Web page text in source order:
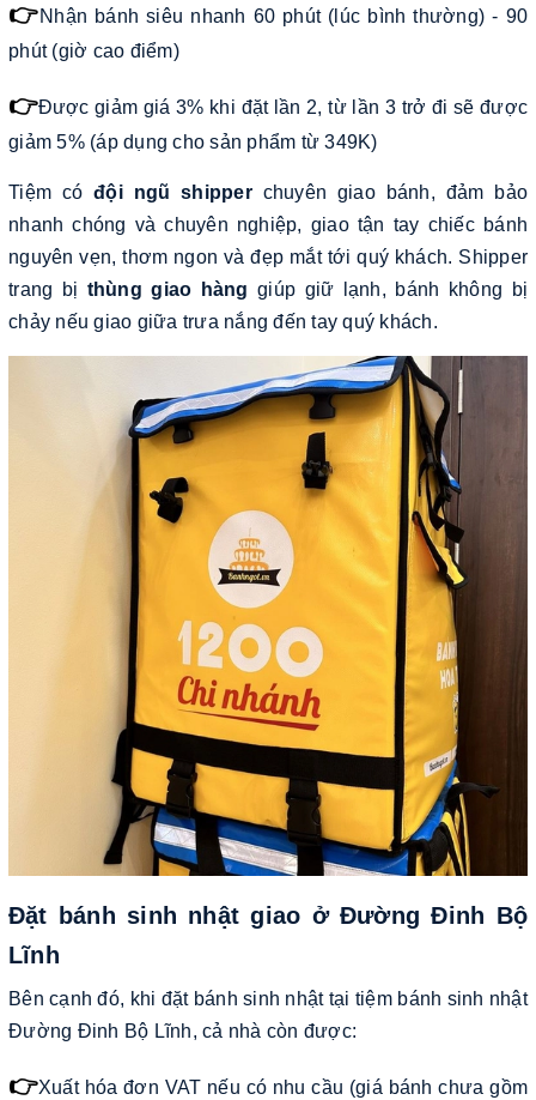
👉Nhận bánh siêu nhanh 60 phút (lúc bình thường) - 90
phút (giờ cao điểm)
👉Được giảm giá 3% khi đặt lần 2, từ lần 3 trở đi sẽ được
giảm 5% (áp dụng cho sản phẩm từ 349K)
Tiệm cóđội ngũ shipperchuyên giao bánh, đảm bảo
nhanh chóng và chuyên nghiệp, giao tận tay chiếc bánh
nguyên vẹn, thơm ngon và đẹp mắt tới quý khách. Shipper
trang bị thùng giao hàng giúp giữ lạnh, bánh không bị
chảy nếu giao giữa trưa nắng đến tay quý khách.
Đặt bánh sinh nhật giao ở Đường Đinh Bộ
Lĩnh
Bên cạnh đó, khi đặt bánh sinh nhật tại tiệm bánh sinh nhật
Đường Đinh Bộ Lĩnh, cả nhà còn được:
👉Xuất hóa đơn VAT nếu có nhu cầu (giá bánh chưa gồm